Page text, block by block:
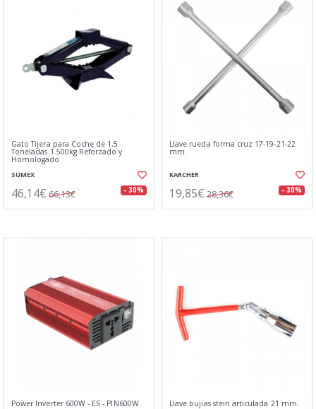
Gato Tijera para Coche de 1,5
Toneladas 1.500kg Reforzado y
Homologado
SUMEX
46,14€ 66,13€ - 30%
Llave rueda forma cruz 17-19-21-22
mm.
KARCHER
19,85€ 28,36€ - 30%
Power Inverter 600W - ES - PIN600W Llave bujias stein articulada 21 mm.